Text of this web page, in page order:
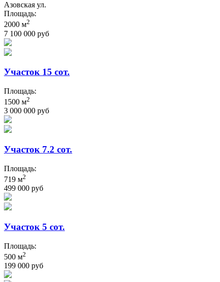
Азовская ул.
Площадь:
2000 м2
7 100 000 руб
Участок 15 сот.
Площадь:
1500 м2
3 000 000 руб
Участок 7.2 сот.
Площадь:
719 м2
499 000 руб
Участок 5 сот.
Площадь:
500 м2
199 000 руб